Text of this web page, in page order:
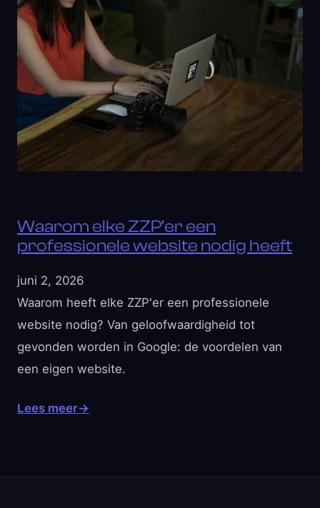
Waarom elke ZZP’er een
professionele website nodig heeft
juni 2, 2026
Waarom heeft elke ZZP'er een professionele
website nodig? Van geloofwaardigheid tot
gevonden worden in Google: de voordelen van
een eigen website.
Lees meer→